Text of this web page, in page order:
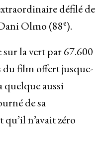
défilé de
Olmo (88e).
la vert par 67.600
du film offert jusque-
quelque aussi
de sa
n’avait zéro